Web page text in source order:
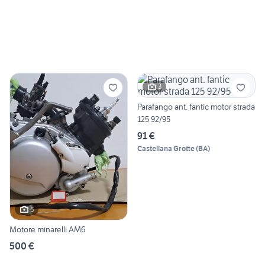
5
Motore minarelli AM6
500 €
3
Parafango ant. fantic motor strada
125 92/95
91 €
Castellana Grotte(BA)